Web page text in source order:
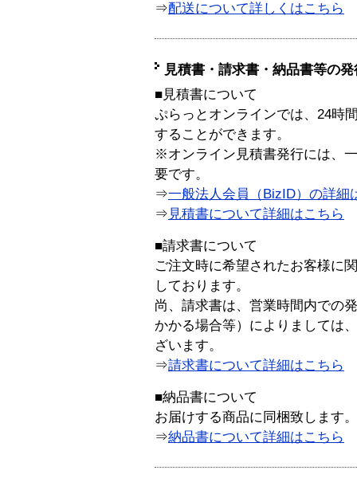
⇒配送について詳しくはこちら
見積書・請求書・納品書等の
■見積書について
ぷらっとオンラインでは、24時
することができます。
※オンライン見積書発行には、
要です。
⇒一般法人会員（BizID）の詳細
⇒ 見積書について詳細はこちら
■請求書について
ご注文時に希望されたお客様に
しております。
尚、請求書は、営業時間内での
かかる場合等）によりましては
ざいます。
⇒請求書について詳細はこちら
■納品書について
お届けする商品に同梱致します。
⇒納品書について詳細はこちら